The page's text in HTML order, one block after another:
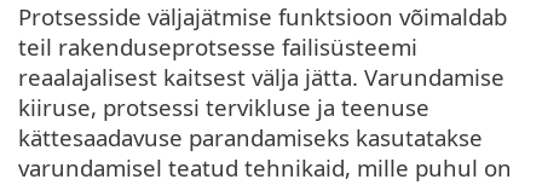
Protsesside väljajätmise funktsioon võimaldab
teil rakenduseprotsesse failisüsteemi
reaalajalisest kaitsest välja jätta. Varundamise
kiiruse, protsessi tervikluse ja teenuse
kättesaadavuse parandamiseks kasutatakse
varundamisel teatud tehnikaid, mille puhul on